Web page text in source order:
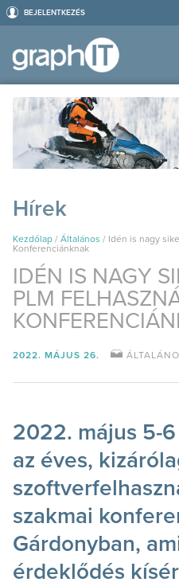
BEJELENTKEZÉS
Hírek
Kezdőlap / Általános / Idén is nagy
Konferenciánknak
IDÉN IS NAGY
PLM
2022. MÁJUS 26.
2022. május 5-
az éves,
szakmai
Gárdonyban,
érdeklődés